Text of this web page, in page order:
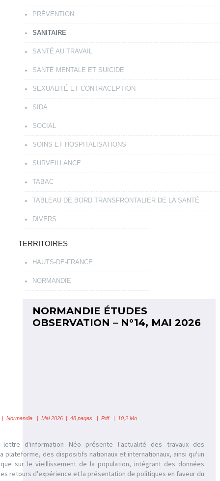
PRÉVENTION
SANITAIRE
SANTÉ AU TRAVAIL
SANTÉ MENTALE ET SUICIDE
SEXUALITÉ ET CONTRACEPTION
SIDA
SOCIAL
SOINS ET HOSPITALISATIONS
SURVEILLANCE
TABAC
TABLEAU DE BORD TRANSFRONTALIER DE LA SANTÉ
DIVERS
TERRITOIRES
HAUTS-DE-FRANCE
NORMANDIE
NORMANDIE ÉTUDES
OBSERVATION – N°14, MAI 2026
|Normandie | Mai 2026 | 48 pages | Pdf | 10,2 Mo
lettre d'information Néo présente l'actualité des travaux des
plateforme, des dispositifs nationaux et internationaux, ainsi qu'un
sur le vieillissement de la population, intégrant des données
retours d'expérience et la présentation de politiques en faveur du